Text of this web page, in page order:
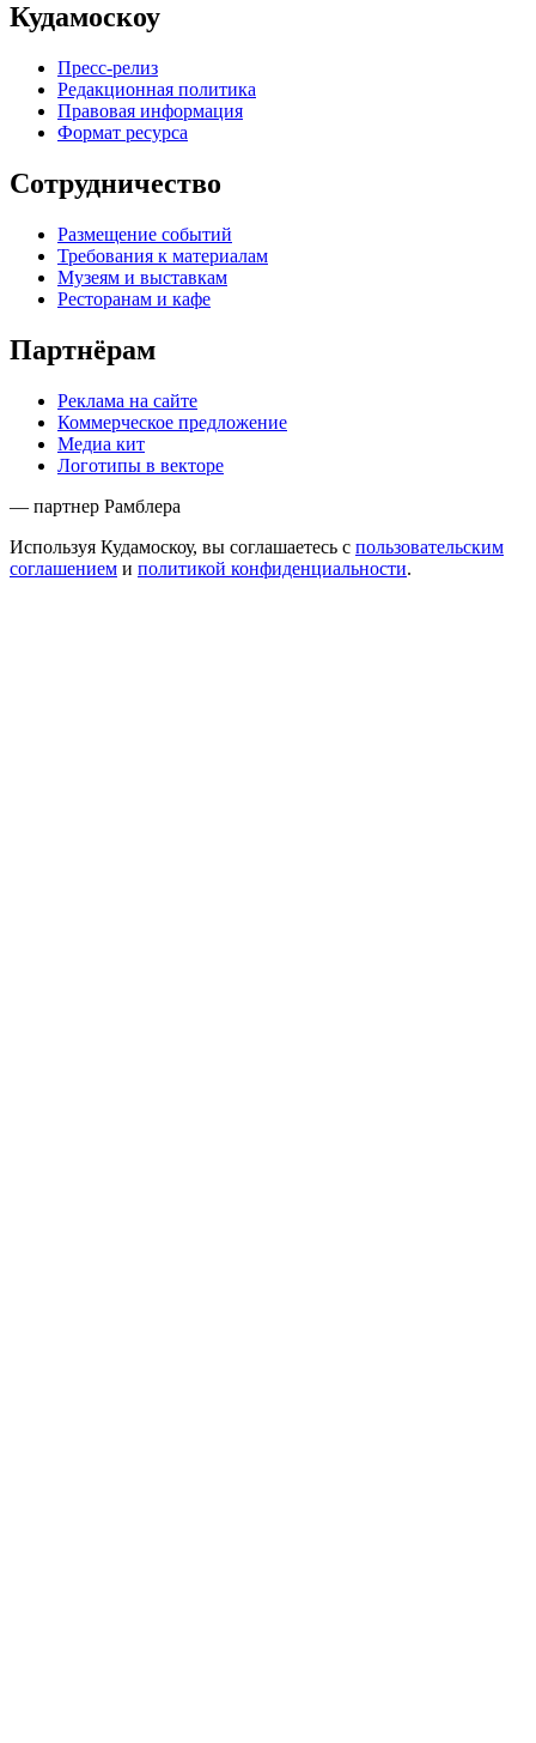
Кудамоскоу
Пресс-релиз
Редакционная политика
Правовая информация
Формат ресурса
Сотрудничество
Размещение событий
Требования к материалам
Музеям и выставкам
Ресторанам и кафе
Партнёрам
Реклама на сайте
Коммерческое предложение
Медиа кит
Логотипы в векторе
— партнер Рамблера
Используя Кудамоскоу, вы соглашаетесь с пользовательским
соглашением и политикой конфиденциальности.